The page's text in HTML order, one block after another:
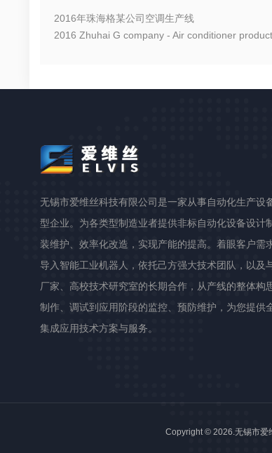
2016年珠海格某公司空调生产线
2016 Zhuhai G company - Air conditioner
无锡市爱维丝科技有限公司是一家从事自动化生产设
型企业。为各类型制造业者提供非标自动化设备设计
装维护、效率化改造，实现产能的提高。着眼客户需
导入智能工业机器人，依托己方强大技术团队，以及
厂家、高校技术研究室的长期合作，从产线的整体构
制作、调试到应用阶段的监控、预防维护，为您提供
集成应用技术方案与服务。
Copyright © 2026.无锡市爱